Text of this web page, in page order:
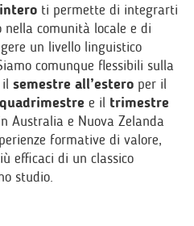
ti permette di integrarti
nella comunità locale e di
un livello linguistico
comunque flessibili sulla
semestre all’estero per il
quadrimestre e il trimestre
Australia e Nuova Zelanda
formative di valore,
efficaci di un classico
studio.